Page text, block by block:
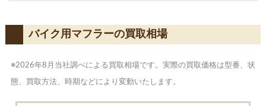
バイク用マフラーの買取相場
※2026年8月当社調べによる買取相場です。実際の買取価格は型番、状
態、買取方法、時期などにより変動いたします。